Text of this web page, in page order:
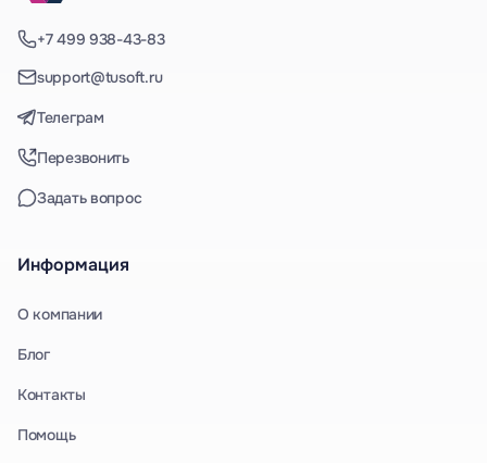
+7 499 938-43-83
support@tusoft.ru
Телеграм
Перезвонить
Задать вопрос
Информация
О компании
Блог
Контакты
Помощь